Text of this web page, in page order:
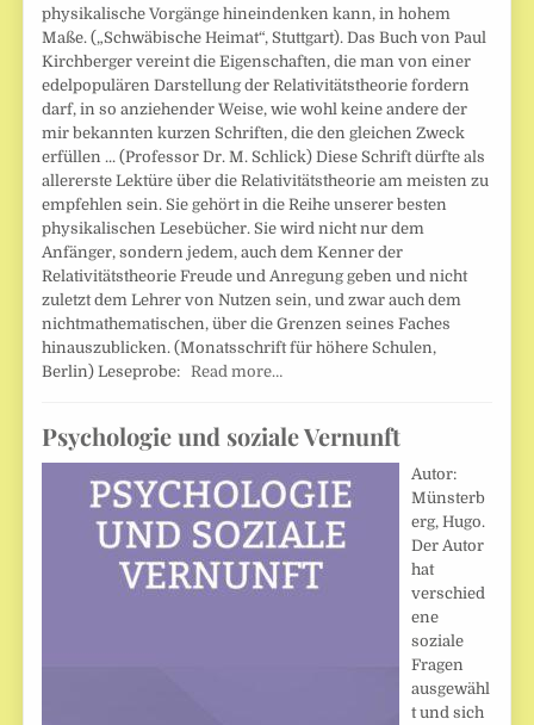
physikalische Vorgänge hineindenken kann, in hohem
Maße. („Schwäbische Heimat“, Stuttgart). Das Buch von Paul
Kirchberger vereint die Eigenschaften, die man von einer
edelpopulären Darstellung der Relativitätstheorie fordern
darf, in so anziehender Weise, wie wohl keine andere der
mir bekannten kurzen Schriften, die den gleichen Zweck
erfüllen ... (Professor Dr. M. Schlick) Diese Schrift dürfte als
allererste Lektüre über die Relativitätstheorie am meisten zu
empfehlen sein. Sie gehört in die Reihe unserer besten
physikalischen Lesebücher. Sie wird nicht nur dem
Anfänger, sondern jedem, auch dem Kenner der
Relativitätstheorie Freude und Anregung geben und nicht
zuletzt dem Lehrer von Nutzen sein, und zwar auch dem
nichtmathematischen, über die Grenzen seines Faches
hinauszublicken. (Monatsschrift für höhere Schulen,
Berlin) Leseprobe: Read more…
Psychologie und soziale Vernunft
Autor:
Münsterb
erg, Hugo.
Der Autor
hat
verschied
ene
soziale
Fragen
ausgewähl
t und sich